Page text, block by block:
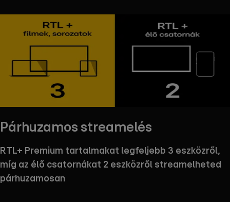
Párhuzamos streamelés
RTL+ Premium tartalmakat legfeljebb 3 eszközről,
míg az élő csatornákat 2 eszközről streamelheted
párhuzamosan